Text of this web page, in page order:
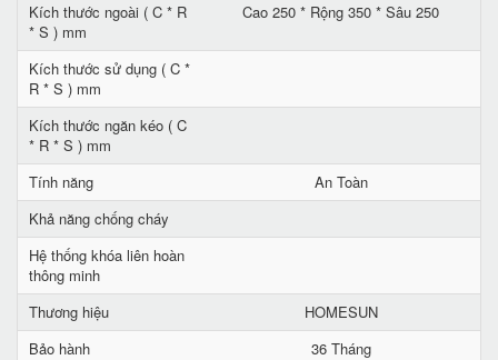
Kích thước ngoài ( C * R
* S ) mm
Cao 250 * Rộng 350 * Sâu 250
Kích thước sử dụng ( C *
R * S ) mm
Kích thước ngăn kéo ( C
* R * S ) mm
Tính năng
An Toàn
Khả năng chống cháy
Hệ thống khóa liên hoàn
thông minh
Thương hiệu
HOMESUN
Bảo hành
36 Tháng